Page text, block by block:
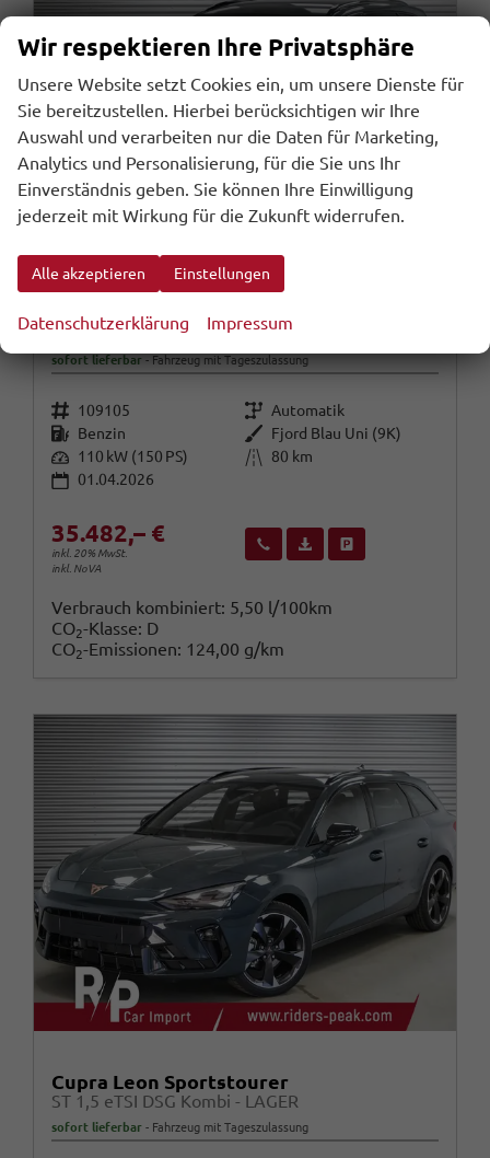
Cupra Leon Sportstourer
ST 1,5 eTSI DSG Kombi - LAGER
sofort lieferbar Fahrzeug mit Tageszulassung
Fahrzeugnr. 109105 Getriebe Automatik
Kraftstoff Benzin Außenfarbe
Fjord Blau Uni (9K)
Leistung 110 kW (150 PS) Kilometerstand
80 km
01.04.2026
35.482,– €
inkl. 20% MwSt.
inkl. NoVA
Wir rufen Sie anFahrzeugexposé (PDF)
Verbrauch kombiniert: 5,50 l/100km
CO2-Klasse: D
CO2-Emissionen: 124,00 g/km
Cupra Leon Sportstourer
ST 1,5 eTSI DSG Kombi - LAGER
sofort lieferbar Fahrzeug mit Tageszulassung
Wir respektieren Ihre Privatsphäre
Unsere Website setzt Cookies ein, um unsere Dienste für
Sie bereitzustellen. Hierbei berücksichtigen wir Ihre
Auswahl und verarbeiten nur die Daten für Marketing,
Analytics und Personalisierung, für die Sie uns Ihr
Einverständnis geben. Sie können Ihre Einwilligung
jederzeit mit Wirkung für die Zukunft widerrufen.
Alle akzeptieren Einstellungen
Datenschutzerklärung Impressum